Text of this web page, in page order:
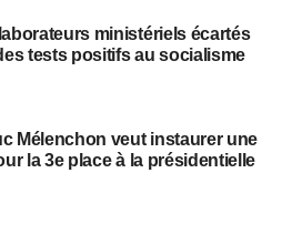
ministériels écartés
tests positifs au socialisme
Mélenchon veut instaurer une
la 3e place à la présidentielle